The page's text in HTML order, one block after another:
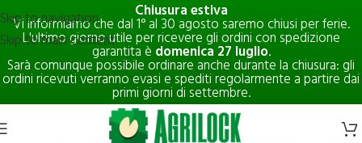
Chiusura estiva
Vi informiamo che dal 1° al 30 agosto saremo chiusi per ferie.
L'ultimo giorno utile per ricevere gli ordini con spedizione
garantita è domenica 27 luglio.
Sarà comunque possibile ordinare anche durante la chiusura: gli
ordini ricevuti verranno evasi e spediti regolarmente a partire dai
primi giorni di settembre.
Skip to navigation
Skip to main content